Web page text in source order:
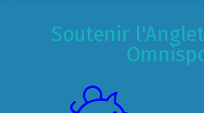
Soutenir